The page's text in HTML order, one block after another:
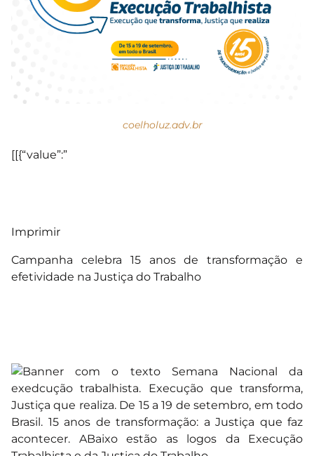
coelholuz.adv.br
[[{“value”:”
Imprimir
Campanha celebra 15 anos de transformação e
efetividade na Justiça do Trabalho